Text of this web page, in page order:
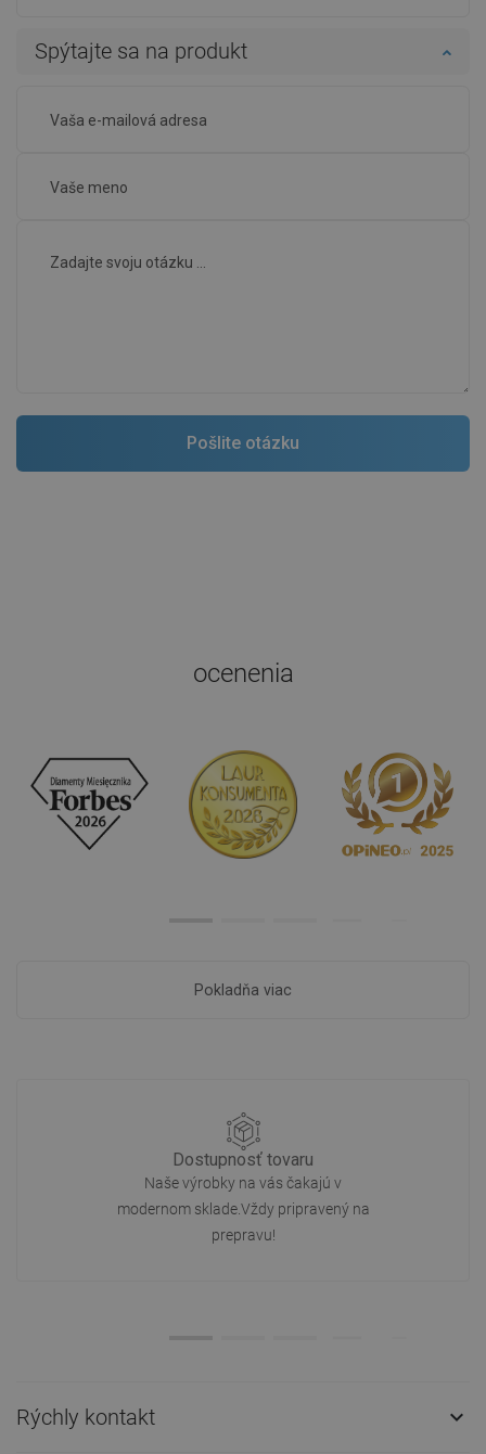
Spýtajte sa na produkt
ocenenia
Pokladňa viac
Dostupnosť tovaru
Naše výrobky na vás čakajú v
modernom sklade.Vždy pripravený na
prepravu!
Rýchly kontakt 